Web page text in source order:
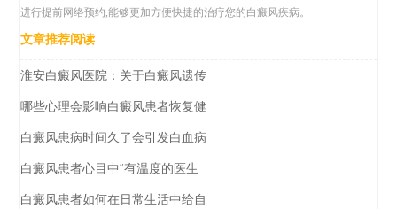
进行提前网络预约,能够更加方便快捷的治疗您的白癜风疾病。
文章推荐阅读
淮安白癜风医院：关于白癜风遗传
哪些心理会影响白癜风患者恢复健
白癜风患病时间久了会引发白血病
白癜风患者心目中“有温度的医生
白癜风患者如何在日常生活中给自